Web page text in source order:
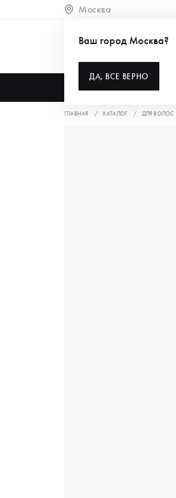
Москва
Ваш город Москва?
ДА, ВСЕ ВЕРНО
ГЛАВНАЯ КАТАЛОГ ДЛЯ ВОЛОС